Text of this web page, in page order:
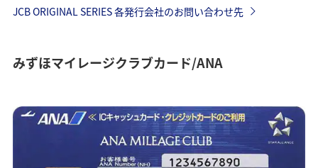
JCB ORIGINAL SERIES 各発行会社のお問い合わせ先
みずほマイレージクラブカード/ANA